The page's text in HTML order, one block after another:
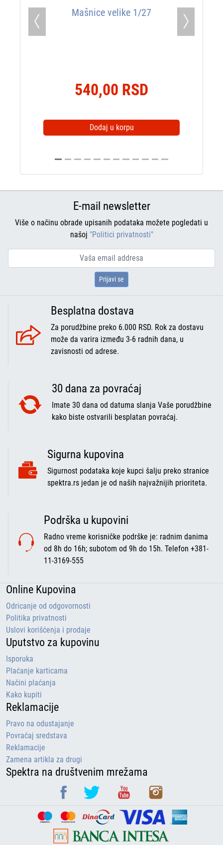
Mašnice velike 1/27
540,00 RSD
Dodaj u korpu
Previous Next
E-mail newsletter
Više o načinu obrade upisanih podataka možete pogledati u
našoj "Politici privatnosti"
Prijavi se
Besplatna dostava
Za porudžbine preko 6.000 RSD. Rok za dostavu
može da varira između 3-6 radnih dana, u
zavisnosti od adrese.
30 dana za povraćaj
Imate 30 dana od datuma slanja Vaše porudžbine
kako biste ostvarili besplatan povraćaj.
Sigurna kupovina
Sigurnost podataka koje kupci šalju preko stranice
spektra.rs jedan je od naših najvažnijih prioriteta.
Podrška u kupovini
Radno vreme korisničke podrške je: radnim danima
od 8h do 16h; subotom od 9h do 15h. Telefon +381-
11-3169-555
Online Kupovina
Odricanje od odgovornosti
Politika privatnosti
Uslovi korišćenja i prodaje
Uputstvo za kupovinu
Isporuka
Plaćanje karticama
Načini plaćanja
Kako kupiti
Reklamacije
Pravo na odustajanje
Povraćaj sredstava
Reklamacije
Zamena artikla za drugi
Spektra na društvenim mrežama